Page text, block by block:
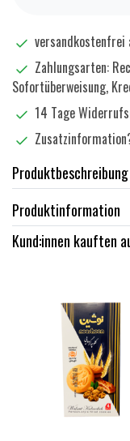
versandkostenfrei
Zahlungsarten:
Sofortüberweisung,
14 Tage
Produktbeschreibung
Produktinformation
Kund:innen kauften